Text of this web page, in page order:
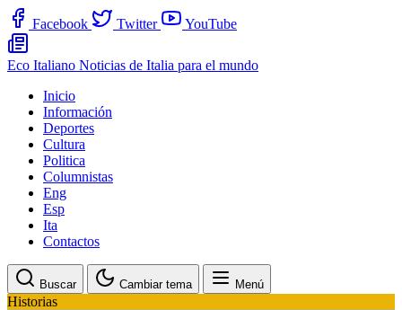
Facebook Twitter YouTube
Eco Italiano Noticias de Italia para el mundo
Inicio
Información
Deportes
Cultura
Politica
Columnistas
Eng
Esp
Ita
Contactos
Buscar Cambiar tema Menú
Historias